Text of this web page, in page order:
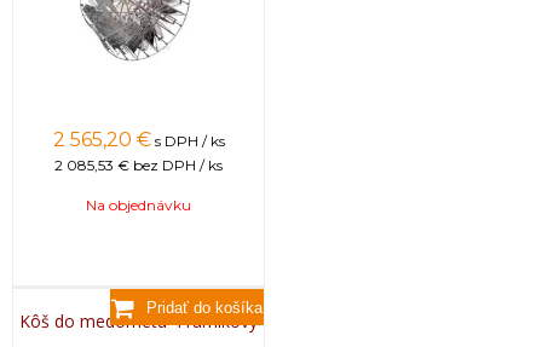
2 565,20 € s DPH / ks
2 085,53 € bez DPH / ks
Na objednávku
Kôš do medometu 4 rámikový